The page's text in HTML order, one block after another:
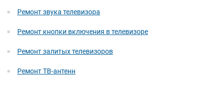
Ремонт звука телевизора
Ремонт кнопки включения в телевизоре
Ремонт залитых телевизоров
Ремонт ТВ-антенн